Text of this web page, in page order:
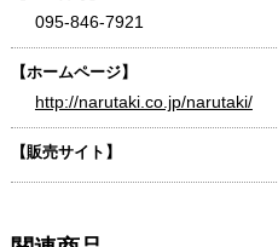
095-846-7921
【ホームページ】
http://narutaki.co.jp/narutaki/
【販売サイト】